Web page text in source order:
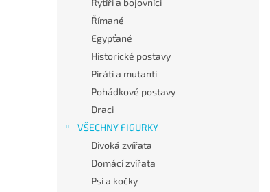
Rytíři a bojovníci
Římané
Egypťané
Historické postavy
Piráti a mutanti
Pohádkové postavy
Draci
VŠECHNY FIGURKY
Divoká zvířata
Domácí zvířata
Psi a kočky